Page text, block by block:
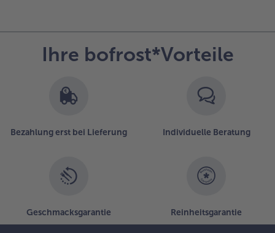
Ihre bofrost*Vorteile
Bezahlung erst bei Lieferung Individuelle Beratung
Geschmacksgarantie Reinheitsgarantie